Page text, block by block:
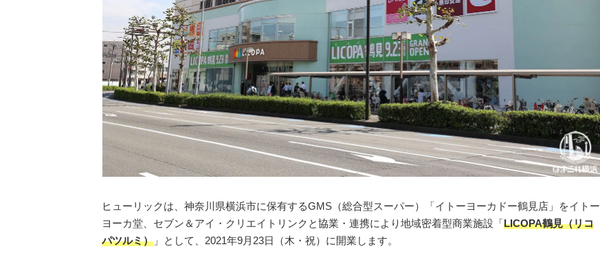
ヒューリックは、神奈川県横浜市に保有するGMS（総合型スーパー）「イトーヨーカドー鶴見店」をイトー
ヨーカ堂、セブン＆アイ・クリエイトリンクと協業・連携により地域密着型商業施設「LICOPA鶴見（リコ
パツルミ） 」として、2021年9月23日（木・祝）に開業します。